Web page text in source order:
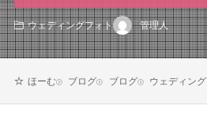
ウェディングフォト 管理人
ほーむ ブログ ブログ ウェディン